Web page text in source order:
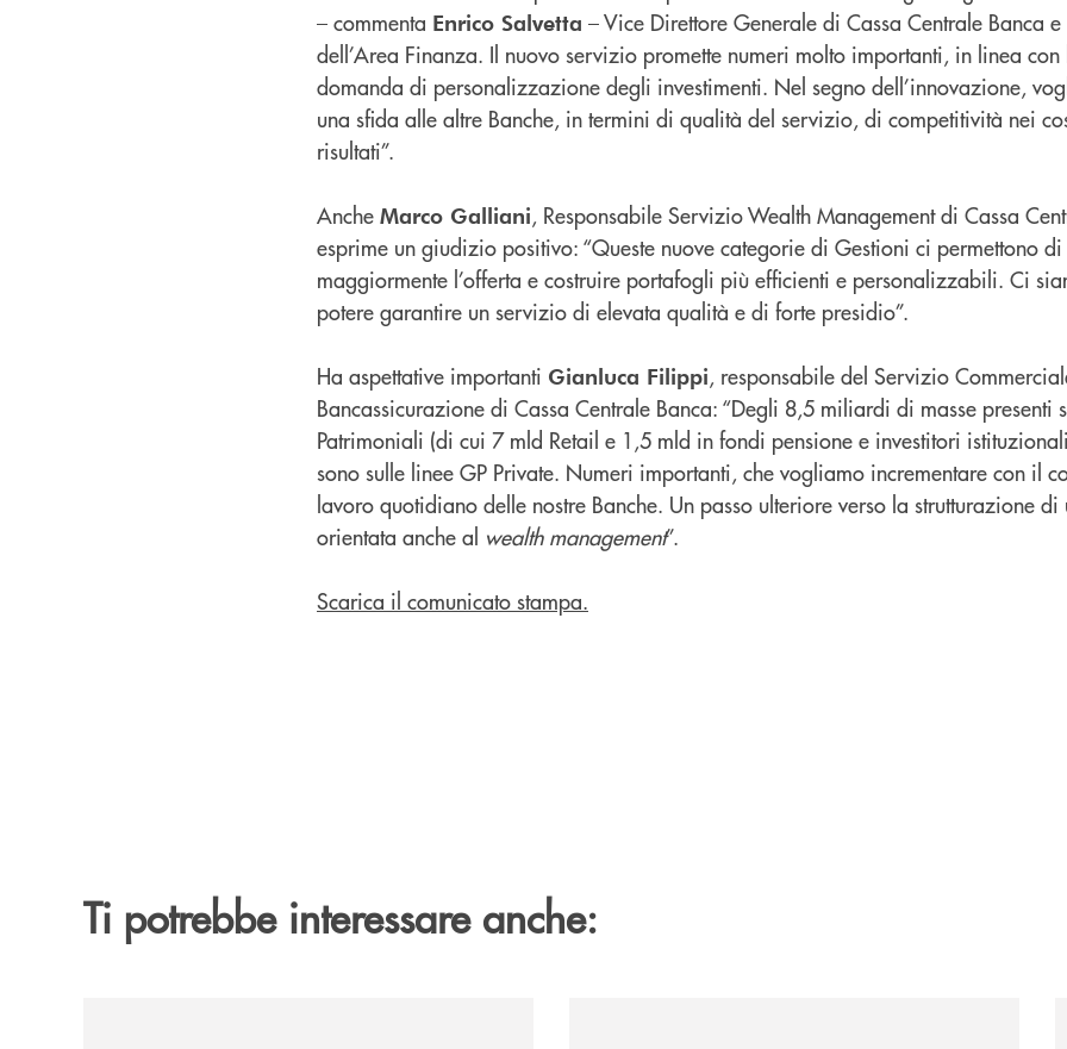
– commenta Enrico Salvetta – Vice Direttore Generale di Cassa Centrale Banca e
dell’Area Finanza. Il nuovo servizio promette numeri molto importanti, in linea con
domanda di personalizzazione degli investimenti. Nel segno dell’innovazione,
una sfida alle altre Banche, in termini di qualità del servizio, di competitività nei
risultati”.
Anche Marco Galliani, Responsabile Servizio Wealth Management di Cassa
esprime un giudizio positivo: “Queste nuove categorie di Gestioni ci permettono
maggiormente l’offerta e costruire portafogli più efficienti e personalizzabili. Ci
potere garantire un servizio di elevata qualità e di forte presidio”.
Ha aspettative importanti Gianluca Filippi, responsabile del Servizio
Bancassicurazione di Cassa Centrale Banca: “Degli 8,5 miliardi di masse presenti
Patrimoniali (di cui 7 mld Retail e 1,5 mld in fondi pensione e investitori
sono sulle linee GP Private. Numeri importanti, che vogliamo incrementare con il
lavoro quotidiano delle nostre Banche. Un passo ulteriore verso la strutturazione di
orientata anche al wealth management”.
Scarica il comunicato stampa.
Ti potrebbe interessare anche: